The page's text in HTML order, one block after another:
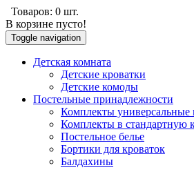
Товаров: 0 шт.
В корзине пусто!
Toggle navigation
Детскaя комнaтa
Детские кроватки
Детские комоды
Постельные принaдлежности
Комплекты универсальные
Комплекты в стандартную
Постельное белье
Бортики для кроваток
Балдахины